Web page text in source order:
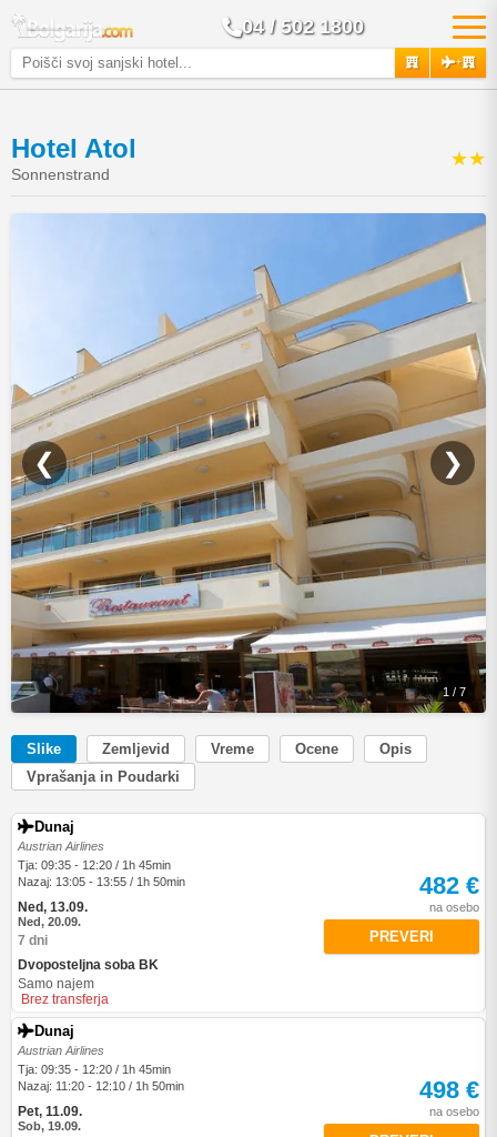
04 / 502 1800
+
Hotel Atol
Sonnenstrand
★★
❮ ❯
1 / 7
Slike Zemljevid Vreme Ocene
Opis
Vprašanja in Poudarki
Dunaj
Austrian Airlines
Tja: 09:35 - 12:20 / 1h 45min
Nazaj: 13:05 - 13:55 / 1h 50min
Ned, 13.09.
Ned, 20.09.
7 dni
Dvoposteljna soba BK
Samo najem
Brez transferja
482 €
na osebo
PREVERI
Dunaj
Austrian Airlines
Tja: 09:35 - 12:20 / 1h 45min
Nazaj: 11:20 - 12:10 / 1h 50min
Pet, 11.09.
Sob, 19.09.
498 €
na osebo